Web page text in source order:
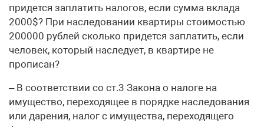
придется заплатить налогов, если сумма вклада
2000$? При наследовании квартиры стоимостью
200000 рублей сколько придется заплатить, если
человек, который наследует, в квартире не
прописан?
– В соответствии со ст.3 Закона о налоге на
имущество, переходящее в порядке наследования
или дарения, налог с имущества, переходящего